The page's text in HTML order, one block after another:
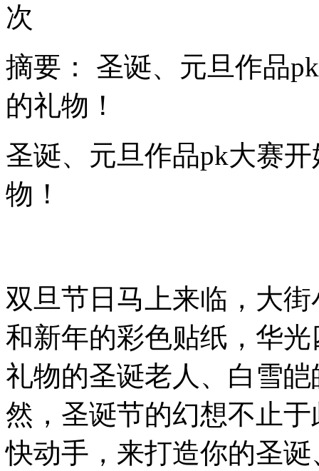
次
摘要： 圣诞、元旦作品
的礼物！
圣诞、元旦作品pk大赛
物！
双旦节日马上来临，大
和新年的彩色贴纸，华
礼物的圣诞老人、白雪
然，圣诞节的幻想不止
快动手，来打造你的圣